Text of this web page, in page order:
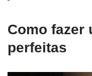
Como fazer
perfeitas